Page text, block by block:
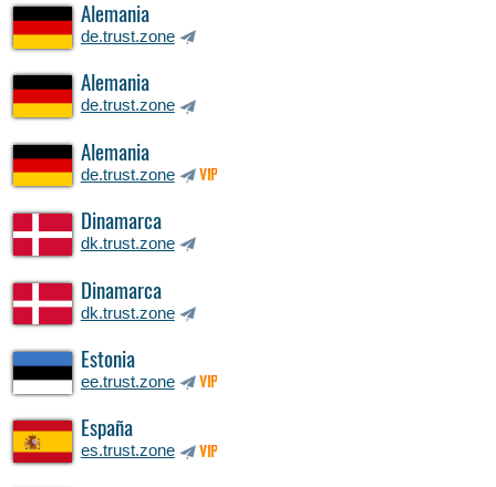
Alemania
de.trust.zone
Alemania
de.trust.zone
Alemania
de.trust.zone VIP
Dinamarca
dk.trust.zone
Dinamarca
dk.trust.zone
Estonia
ee.trust.zone VIP
España
es.trust.zone VIP